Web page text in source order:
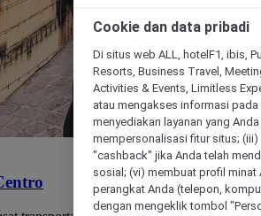
Cookie dan data pribadi
Di situs web ALL, hotelF1, ibis,
Resorts, Business Travel,
Activities & Events, Limitless
atau mengakses informasi
menyediakan layanan yang
mempersonalisasi fitur situs;
"cashback" jika Anda telah
sosial; (vi) membuat profil
perangkat Anda (telepon,
dengan mengeklik tombol